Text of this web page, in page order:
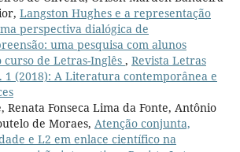
Langston Hughes e a representação
perspectiva dialógica de
uma pesquisa com alunos
curso de Letras-Inglês , Revista Letras
1 (2018): A Literatura contemporânea e
Renata Fonseca Lima da Fonte, Antônio
de Moraes, Atenção conjunta,
e L2 em enlace científico na